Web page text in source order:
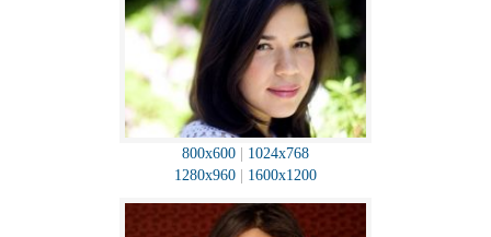
800x600
1024x768
1280x960
1600x1200